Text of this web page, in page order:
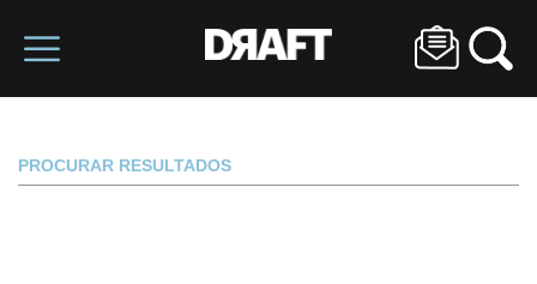
PROCURAR RESULTADOS